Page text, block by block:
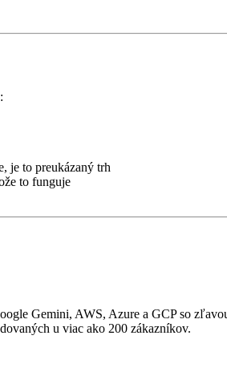
je to preukázaný trh
to funguje
Gemini, AWS, Azure a GCP so
u viac ako 200 zákazníkov.